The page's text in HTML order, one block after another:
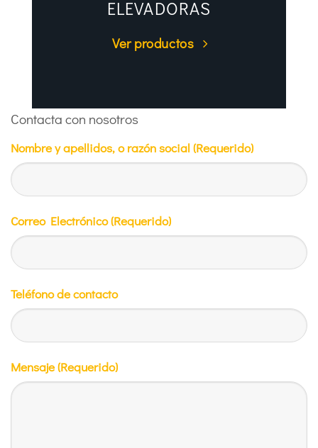
ELEVADORAS
Ver productos
Contacta con nosotros
Nombre y apellidos, o razón social (Requerido)
Correo Electrónico (Requerido)
Teléfono de contacto
Mensaje (Requerido)